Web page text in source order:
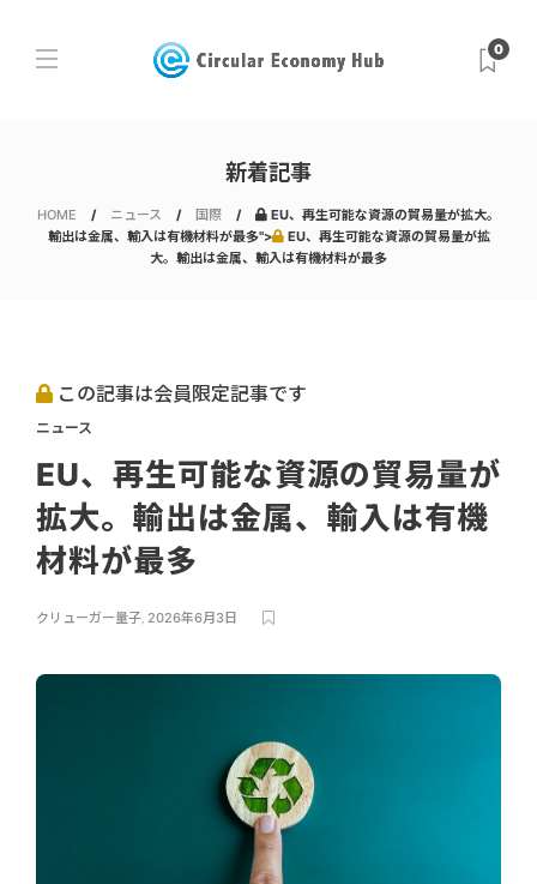
0
新着記事
HOME ニュース 国際
EU、再生可能な資源の貿易量が拡大。
輸出は金属、輸入は有機材料が最多">
EU、再生可能な資源の貿易量が拡
大。輸出は金属、輸入は有機材料が最多
この記事は会員限定記事です
ニュース
EU、再生可能な資源の貿易量が
拡大。輸出は金属、輸入は有機
材料が最多
クリューガー量子, 2026年6月3日